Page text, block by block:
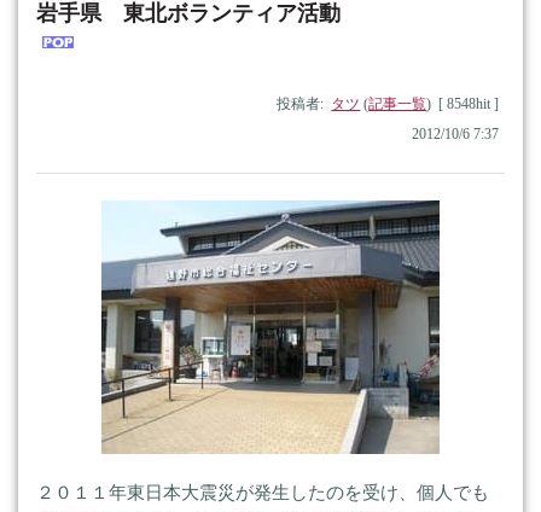
岩手県 東北ボランティア活動
投稿者: タツ (記事一覧) [ 8548hit ]
2012/10/6 7:37
２０１１年東日本大震災が発生したのを受け、個人でも